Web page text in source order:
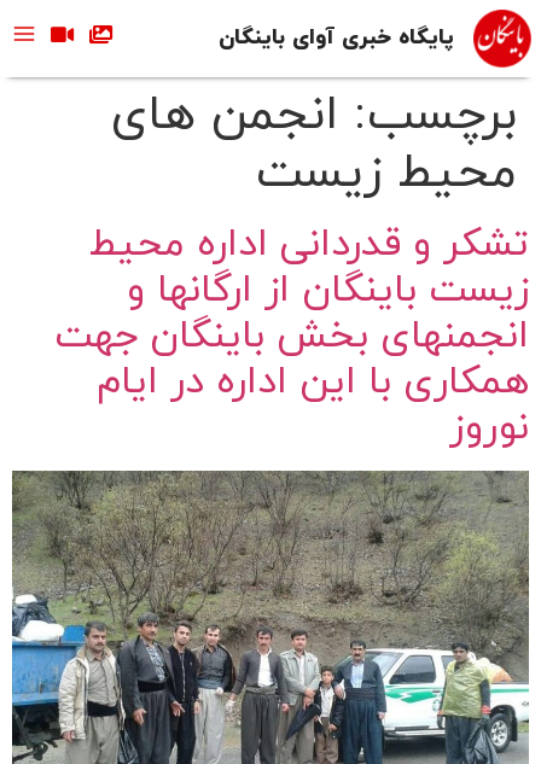
پایگاه خبری آوای باینگان
برچسب: انجمن های
محیط زیست
تشکر و قدردانی اداره محیط
زیست باینگان از ارگانها و
انجمنهای بخش باینگان جهت
همکاری با این اداره در ایام
نوروز